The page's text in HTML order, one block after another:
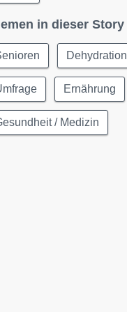
in dieser Story
Dehydration
Ernährung
/ Medizin